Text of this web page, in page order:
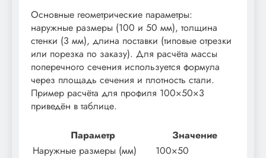
Основные геометрические параметры:
наружные размеры (100 и 50 мм), толщина
стенки (3 мм), длина поставки (типовые отрезки
или порезка по заказу). Для расчёта массы
поперечного сечения используется формула
через площадь сечения и плотность стали.
Пример расчёта для профиля 100×50×3
приведён в таблице.
Параметр
Значение
Наружные размеры (мм)
100×50